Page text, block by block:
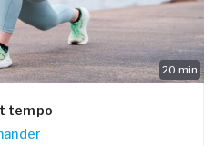
20 min
tempo